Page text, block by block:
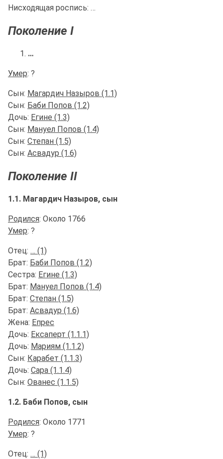
Нисходящая роспись: …
Поколение I
…
Умер: ?
Сын: Магардич Назыров (1.1)
Сын: Баби Попов (1.2)
Дочь: Егине (1.3)
Сын: Мануел Попов (1.4)
Сын: Степан (1.5)
Сын: Асвадур (1.6)
Поколение II
1.1. Магардич Назыров, сын
Родился: Около 1766
Умер: ?
Отец: … (1)
Брат: Баби Попов (1.2)
Сестра: Егине (1.3)
Брат: Мануел Попов (1.4)
Брат: Степан (1.5)
Брат: Асвадур (1.6)
Жена: Епрес
Дочь: Ексаперт (1.1.1)
Дочь: Мариям (1.1.2)
Сын: Карабет (1.1.3)
Дочь: Сара (1.1.4)
Сын: Ованес (1.1.5)
1.2. Баби Попов, сын
Родился: Около 1771
Умер: ?
Отец: … (1)